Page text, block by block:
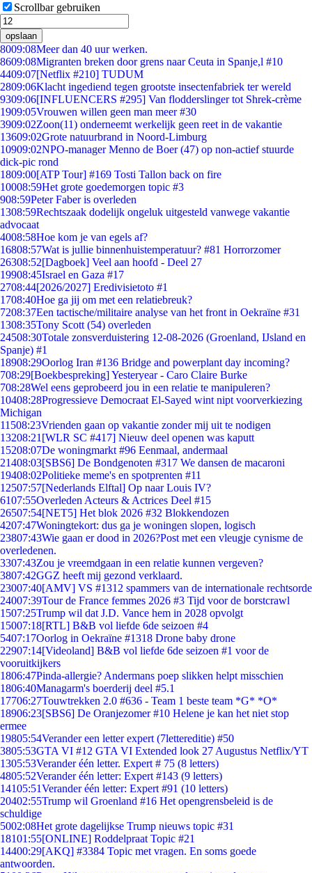
Scrollbar gebruiken
opslaan
8009:08Meer dan 40 uur werken.
8609:08Migranten breken door grens naar Ceuta in Spanje,l #10
4409:07[Netflix #210] TUDUM
2809:06Klacht ingediend tegen grootste insectenfabriek ter wereld
9309:06[INFLUENCERS #295] Van flodderslinger tot Shrek-crème
1909:05Vrouwen willen geen man meer #30
3909:02Zoon(11) onderneemt werkelijk geen reet in de vakantie
13609:02Grote natuurbrand in Noord-Limburg
10909:02NPO-manager Menno de Boer (47) op non-actief stuurde
dick-pic rond
1809:00[ATP Tour] #169 Tosti Tallon back on fire
10008:59Het grote goedemorgen topic #3
908:59Peter Faber is overleden
1308:59Rechtszaak dodelijk ongeluk uitgesteld vanwege vakantie
advocaat
4008:58Hoe kom je van egels af?
16808:57Wat is jullie binnenhuistemperatuur? #81 Horrorzomer
26308:52[Dagboek] Veel aan hoofd - Deel 27
19908:45Israel en Gaza #17
2708:44[2026/2027] Eredivisietoto #1
1708:40Hoe ga jij om met een relatiebreuk?
7208:37Een tactische/militaire analyse van het front in Oekraïne #31
1308:35Tony Scott (54) overleden
24508:30Totale zonsverduistering 12-08-2026 (Groenland, IJsland en
Spanje) #1
18908:29Oorlog Iran #136 Bridge and powerplant day incoming?
708:29[Boekbespreking] Yesteryear - Caro Claire Burke
708:28Wel eens geprobeerd jou in een relatie te manipuleren?
10408:28Progressieve Democraat El-Sayed wint nipt voorverkiezing
Michigan
11508:23Vrienden gaan op vakantie zonder mij uit te nodigen
13208:21 [WLR SC #417] Nieuw deel openen was kaputt
15208:07De woningmarkt #96 Eenmaal, andermaal
21408:03[SBS6] De Bondgenoten #317 We dansen de macaroni
19408:02Politieke meme's en spotprenten #11
12507:57[Nederlands Elftal] Op naar Louis IV?
6107:55Overleden Acteurs & Actrices Deel #15
26507:54[NET5] Het blok 2026 #32 Blokkendozen
4207:47Woningtekort: dus ga je woningen slopen, logisch
23807:43Wie gaan er dood in 2026?Post met een vleugje cynisme de
overledenen.
3307:43Zou je vreemdgaan in een relatie kunnen vergeven?
3807:42GGZ heeft mij gezond verklaard.
23007:40[AMV] VS #1312 spammers van de internationale rechtsorde
24007:39Tour de France femmes 2026 #3 Tijd voor de borstcrawl
1507:25Trump wil dat J.D. Vance hem in 2028 opvolgt
15007:18[RTL] B&B vol liefde 6de seizoen #4
5407:17Oorlog in Oekraïne #1318 Drone baby drone
22907:14[Videoland] B&B vol liefde 6de seizoen #1 voor de
vooruitkijkers
1806:47Pinda-allergie? Andermans poep slikken helpt misschien
1806:40Managarm's boerderij deel #5.1
17706:27Touwtrekken 2.0 #636 - Team 1 beste team *G* *O*
18906:23[SBS6] De Oranjezomer #10 Helene je kan het niet stop
ermee
19805:54Verander een letter expert (7lettereditie) #50
3805:53GTA VI #12 GTA VI Extended look 27 Augustus Netflix/YT
1305:53Verander één letter. Expert # 75 (8 letters)
4805:52Verander één letter: Expert #143 (9 letters)
14105:51Verander één letter: Expert #91 (10 letters)
20402:55Trump wil Groenland #16 Het opengrensbeleid is de
schuldige
5002:08Het grote dagelijkse Trump nieuws topic #31
18101:55[ONLINE] Roddelpraat Topic #21
14400:29[AKQ] #3384 Topic met vragen. En soms goede
antwoorden.